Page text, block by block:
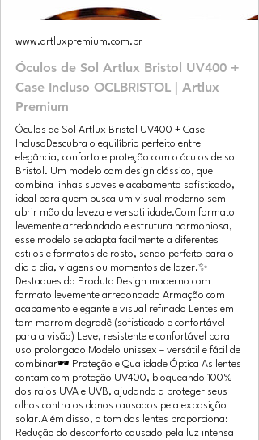
www.artluxpremium.com.br
Óculos de Sol Artlux Bristol UV400 +
Case Incluso OCLBRISTOL | Artlux
Premium
Óculos de Sol Artlux Bristol UV400 + Case
InclusoDescubra o equilíbrio perfeito entre
elegância, conforto e proteção com o óculos de sol
Bristol. Um modelo com design clássico, que
combina linhas suaves e acabamento sofisticado,
ideal para quem busca um visual moderno sem
abrir mão da leveza e versatilidade.Com formato
levemente arredondado e estrutura harmoniosa,
esse modelo se adapta facilmente a diferentes
estilos e formatos de rosto, sendo perfeito para o
dia a dia, viagens ou momentos de lazer.✨
Destaques do Produto Design moderno com
formato levemente arredondado Armação com
acabamento elegante e visual refinado Lentes em
tom marrom degradê (sofisticado e confortável
para a visão) Leve, resistente e confortável para
uso prolongado Modelo unissex – versátil e fácil de
combinar🕶️ Proteção e Qualidade Óptica As lentes
contam com proteção UV400, bloqueando 100%
dos raios UVA e UVB, ajudando a proteger seus
olhos contra os danos causados pela exposição
solar.Além disso, o tom das lentes proporciona:
Redução do desconforto causado pela luz intensa